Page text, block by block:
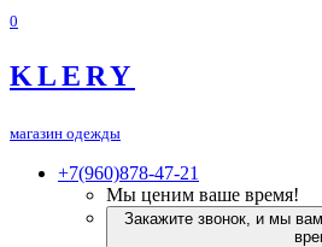
0
KLERY
магазин одежды
+7(960)878-47-21
Мы ценим ваше время!
Закажите звонок, и мы